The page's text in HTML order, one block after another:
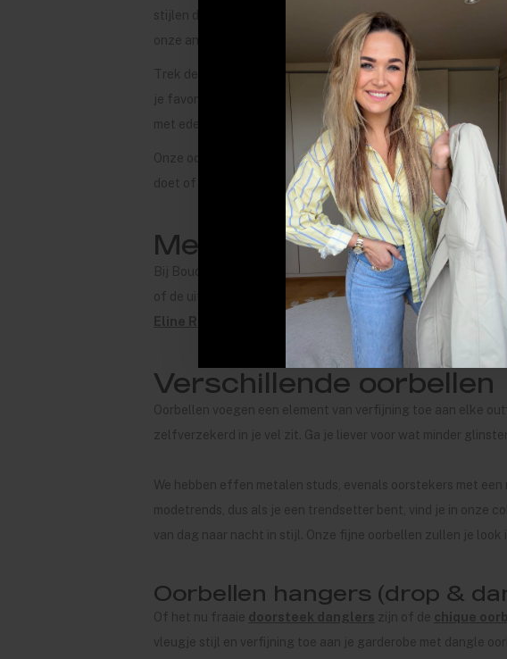
stijlen die je alle seizoenen, jaar na jaar kunt dragen. We
onze andere
ringen,kettingen
Trek de aandacht naar je gezicht door het te omlijsten met
je favoriete outfits accentueren. Kies uit onze collectie
met edelstenen en fraai gevormde studs tot modieuze
Onze oorbellen bieden kleuren en stijlen die je er geweldig
doet of aanwezig bent formele gebeurtenissen. Zo passen
Merken oorbellen
Bij Boudoir by Sara vinden we het belangrijk dat we
of de uitstraling die hun sieraden meegeven. Wil je er trendy
Eline Rosina
enWildthings onmisbaar in
Verschillende oorbellen
Oorbellen voegen een element van verfijning toe aan elke
zelfverzekerd in je vel zit. Ga je liever voor wat minder
We hebben effen metalen studs, evenals oorstekers met
modetrends, dus als je een trendsetter bent, vind je in onze
van dag naar nacht in stijl. Onze fijne oorbellen zullen je look
Oorbellen hangers (drop &
Of het nu fraaie doorsteek danglers zijn of de chique
vleugje stijl en verfijning toe aan je garderobe met dangle